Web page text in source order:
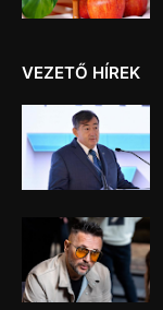
VEZETŐ HÍREK